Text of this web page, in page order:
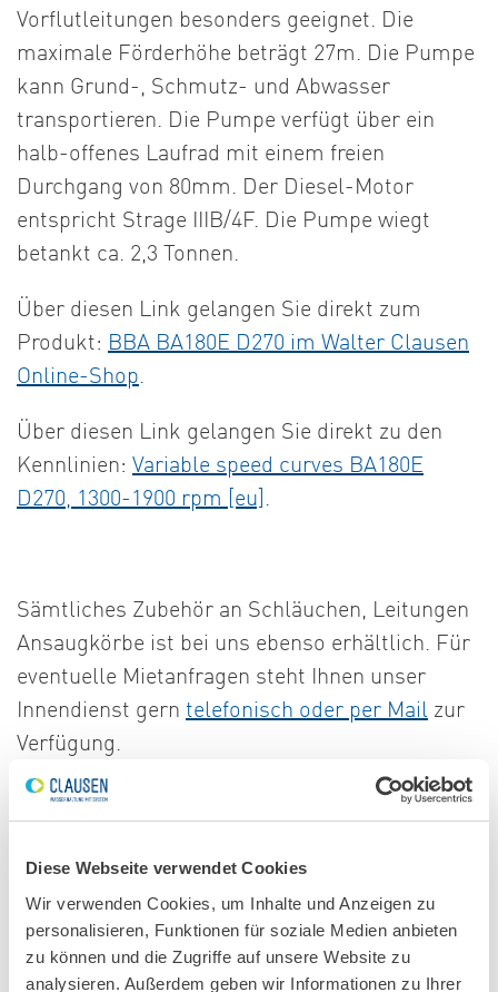
Diese Webseite verwendet Cookies
Wir verwenden Cookies, um Inhalte und Anzeigen zu
personalisieren, Funktionen für soziale Medien anbieten
zu können und die Zugriffe auf unsere Website zu
analysieren. Außerdem geben wir Informationen zu Ihrer
Vorflutleitungen besonders geeignet. Die
maximale Förderhöhe beträgt 27m. Die Pumpe
kann Grund-, Schmutz- und Abwasser
transportieren. Die Pumpe verfügt über ein
halb-offenes Laufrad mit einem freien
Durchgang von 80mm. Der Diesel-Motor
entspricht Strage IIIB/4F. Die Pumpe wiegt
betankt ca. 2,3 Tonnen.
Über diesen Link gelangen Sie direkt zum
Produkt: BBA BA180E D270 im Walter Clausen
Online-Shop.
Über diesen Link gelangen Sie direkt zu den
Kennlinien: Variable speed curves BA180E
D270, 1300-1900 rpm [eu] .
Sämtliches Zubehör an Schläuchen, Leitungen
Ansaugkörbe ist bei uns ebenso erhältlich. Für
eventuelle Mietanfragen steht Ihnen unser
Innendienst gern telefonisch oder per Mail zur
Verfügung.